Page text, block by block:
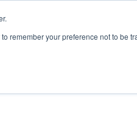
remember your preference not to be